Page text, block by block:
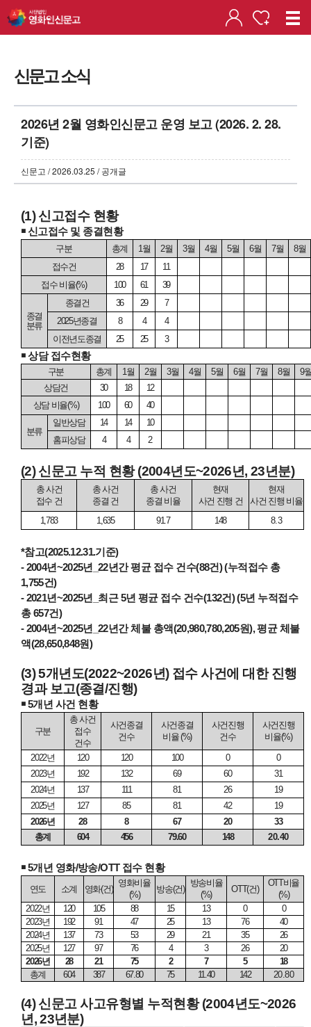
신문고 소식
2026년 2월 영화인신문고 운영 보고 (2026. 2. 28.
기준)
신문고 / 2026.03.25 / 공개글
(1)신고접수 현황
￭신고접수 및 종결현황
구분 총계 1월 2월 3월 4월 5월 6월 7월 8월
접수건
28 17
11
접수 비율(%) 100 61 39
종결
분류
종결건 36 29
7
2025년종결 8 4
4
이전년도종결
25 25 3
￭상담 접수현황
구분 총계 1월 2월 3월 4월 5월 6월 7월 8월 9
상담건
30 18
12
상담 비율(%) 100 60 40
분류
일반상담 14 14
10
홈피상담
4 4 2
(2)신문고 누적 현황(2004년도~2026년, 23년분)
총 사건
접수 건
총 사건
종결 건
총 사건
종결 비율
현재
사건 진행 건
현재
사건 진행 비율
1,783
1,635 91.7 148 8.3
*참고(2025.12.31.기준)
- 2004년~2025년 _22년간 평균 접수 건수(88건) (누적접수 총
1,755건)
- 2021년~2025년 최근5년 평균 접수 건수(132건) (5년 누적접수
총657건)
- 2004년~2025년 _22년간 체불 총액(20,980,780,205원),평균 체불
액(28,650,848원)
(3) 5개년도(2022~2026년) 접수 사건에 대한 진행
경과 보고(종결/진행)
￭5개년 사건 현황
구분
총 사건
접수
건수
사건종결
건수
사건종결
비율(%)
사건진행
건수
사건진행
비율(%)
2022년 120 120 100 0
0
2023년 192 132 69 60
31
2024년 137 111 81 26
19
2025년 127 85 81 42
19
2026년 28 8 67 20
33
총계
604 456 79.60 148 20.40
￭5개년 영화/방송/OTT 접수 현황
연도 소계 영화(건)
영화비율
(%)
방송(건)
방송비율
(%)
OTT(건)
OTT비율
(%)
2022년 120 105 88 15 13 0
0
2023년 192 91 47 25 13 76
40
2024년 137 73 53 29 21 35
26
2025년 127 97 76 4 3 26
20
2026년 28 21 75 2 7 5
18
총계
604 387 67.80 75 11.40 142 20.80
(4)신문고 사고유형별 누적현황(2004년도~2026
년 , 23년분)